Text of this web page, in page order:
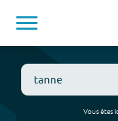
Vous êtes